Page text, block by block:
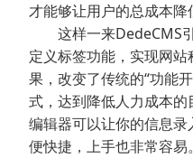
才能够让用户的总成本降
这样一来DedeCMS引
定义标签功能，实现网
果，改变了传统的“功能
式，达到降低人力成本
编辑器可以让你的信息
便快捷，上手也非常容易。